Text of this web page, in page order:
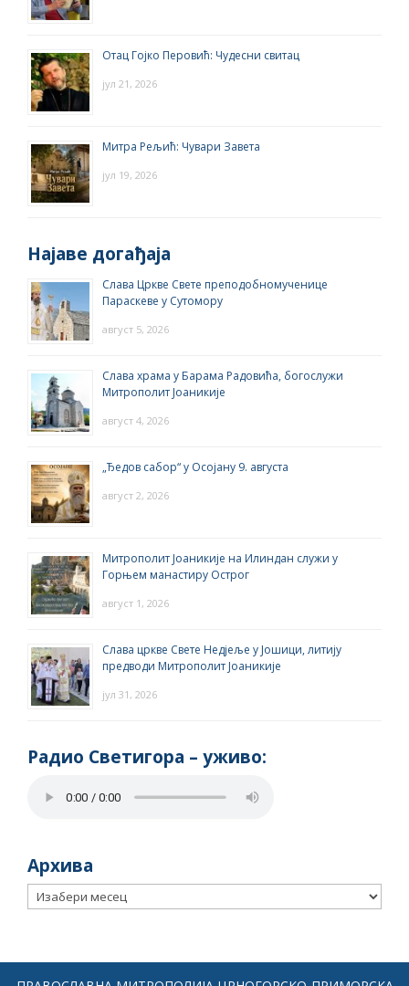
Отац Гојко Перовић: Чудесни свитац
јул 21, 2026
Митра Рељић: Чувари Завета
јул 19, 2026
Најаве догађаја
Слава Цркве Свете преподобномученице
Параскеве у Сутомору
август 5, 2026
Слава храма у Барама Радовића, богослужи
Митрополит Јоаникије
август 4, 2026
„Ђедов сабор“ у Осојану 9. августа
август 2, 2026
Митрополит Јоаникије на Илиндан служи у
Горњем манастиру Острог
август 1, 2026
Слава цркве Свете Недјеље у Јошици, литију
предводи Митрополит Јоаникије
јул 31, 2026
Радио Светигора – yживо:
Архива
Архива